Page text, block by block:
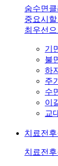
숨수면
중요시
최우선
기
불
하
주
수
이
교
치료전후
치료전후